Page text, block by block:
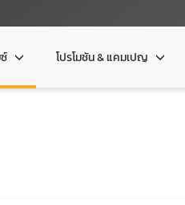
โปรโมชัน & แคมเปญ